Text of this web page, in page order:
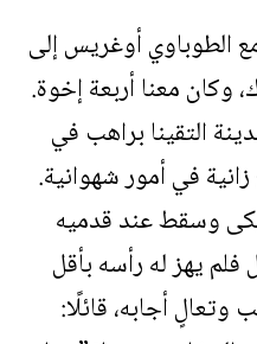
الطوباوي أوغريس إلى
وكان معنا أربعة إخوة.
التقينا براهب في
في أمور شهوانية.
وسقط عند قدميه
فلم يهز له رأسه بأقل
أجابه، قائلًا: